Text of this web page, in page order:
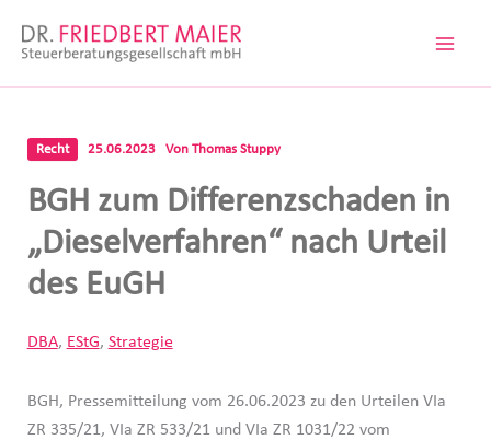
Inhalt
Recht 25.06.2023 Von Thomas Stuppy
BGH zum Differenzschaden in
„Dieselverfahren“ nach Urteil
des EuGH
DBA, EStG, Strategie
BGH, Pressemitteilung vom 26.06.2023 zu den Urteilen VIa
ZR 335/21, VIa ZR 533/21 und VIa ZR 1031/22 vom